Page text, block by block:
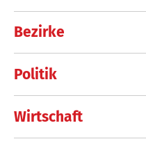
Bezirke
Politik
Wirtschaft